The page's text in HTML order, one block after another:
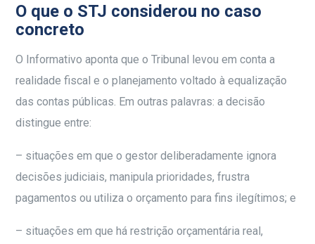
O que o STJ considerou no caso
concreto
O Informativo aponta que o Tribunal levou em conta a
realidade fiscal e o planejamento voltado à equalização
das contas públicas. Em outras palavras: a decisão
distingue entre:
– situações em que o gestor deliberadamente ignora
decisões judiciais, manipula prioridades, frustra
pagamentos ou utiliza o orçamento para fins ilegítimos; e
– situações em que há restrição orçamentária real,